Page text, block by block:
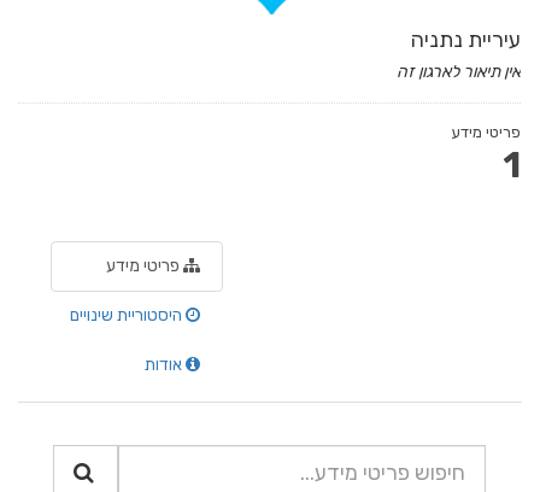
עיריית נתניה
אין תיאור לארגון זה
פריטי מידע
1
פריטי מידע
היסטוריית שינויים
אודות